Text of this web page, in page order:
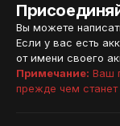
Вы можете
Если у вас есть
от имени своего
Примечание: Ваш
прежде чем